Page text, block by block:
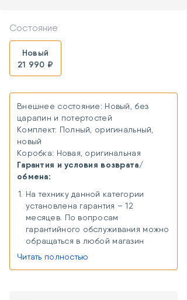
Состояние
Новый
21 990 ₽
Внешнее состояние: Новый, без
царапин и потертостей
Комплект: Полный, оригинальный,
новый
Коробка: Новая, оригинальная
Гарантия и условия возврата/
обмена:
На технику данной категории
установлена гарантия – 12
месяцев. По вопросам
гарантийного обслуживания можно
обращаться в любой магазин
Читать полностью